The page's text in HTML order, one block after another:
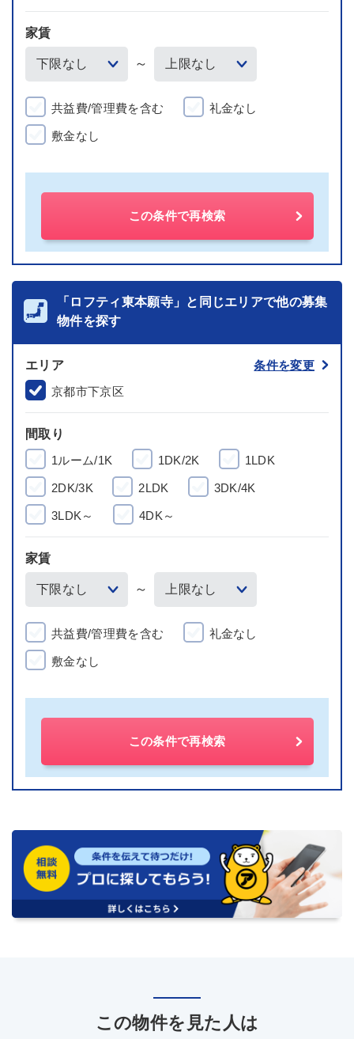
家賃
～
共益費/管理費を含む 礼金なし
敷金なし
この条件で再検索
「ロフティ東本願寺」と同じエリアで他の募集
物件を探す
エリア
条件を変更
京都市下京区
間取り
1ルーム/1K
1DK/2K 1LDK
2DK/3K 2LDK 3DK/4K
3LDK～ 4DK～
家賃
～
共益費/管理費を含む 礼金なし
敷金なし
この条件で再検索
この物件を見た人は